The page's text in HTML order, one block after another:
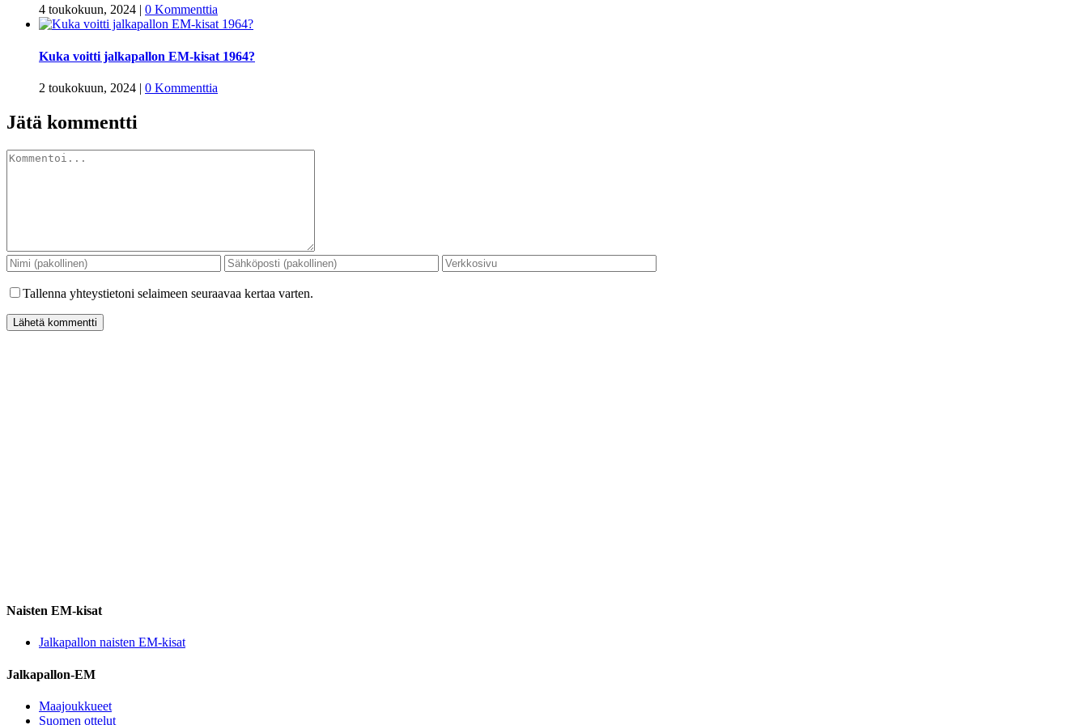
4 toukokuun, 2024 0 Kommenttia
Kuka voitti jalkapallon EM-kisat 1964?
2 toukokuun, 2024 | 0 Kommenttia
Jätä kommentti
Kommentti
Tallenna yhteystietoni selaimeen seuraavaa kertaa varten.
Naisten EM-kisat
Jalkapallon naisten EM-kisat
Jalkapallon-EM
Maajoukkueet
Suomen ottelut